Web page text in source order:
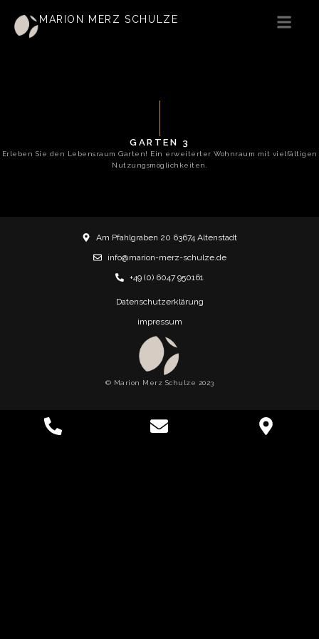
MARION MERZ SCHULZE
GARTEN 3
Erleben Sie den Lebensraum Garten! Ein erweiterter Wohnraum mit vielfältigen
Nutzungsmöglichkeiten.
Am Pfahlgraben 20 63674 Altenstadt
info@marion-merz-schulze.de
+49 (0) 6047 950161
© Marion Merz Schulze 2023
Datenschutzerklärung
impressum